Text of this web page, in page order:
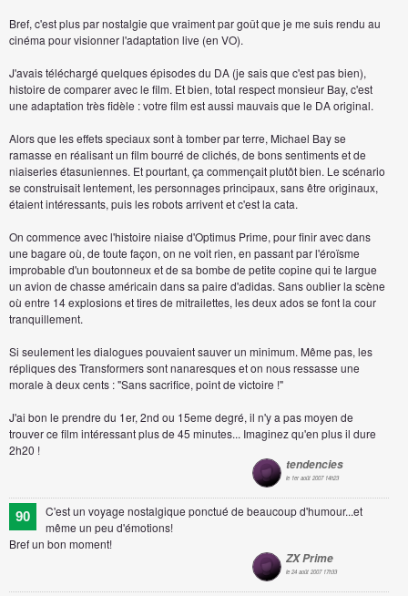
Bref, c'est plus par nostalgie que vraiment par goût que je me suis rendu au
cinéma pour visionner l'adaptation live (en VO).
J'avais téléchargé quelques épisodes du DA (je sais que c'est pas bien),
histoire de comparer avec le film. Et bien, total respect monsieur Bay, c'est
une adaptation très fidèle : votre film est aussi mauvais que le DA original.
Alors que les effets speciaux sont à tomber par terre, Michael Bay se
ramasse en réalisant un film bourré de clichés, de bons sentiments et de
niaiseries étasuniennes. Et pourtant, ça commençait plutôt bien. Le scénario
se construisait lentement, les personnages principaux, sans être originaux,
étaient intéressants, puis les robots arrivent et c'est la cata.
On commence avec l'histoire niaise d'Optimus Prime, pour finir avec dans
une bagare où, de toute façon, on ne voit rien, en passant par l'éroïsme
improbable d'un boutonneux et de sa bombe de petite copine qui te largue
un avion de chasse américain dans sa paire d'adidas. Sans oublier la scène
où entre 14 explosions et tires de mitrailettes, les deux ados se font la cour
tranquillement.
Si seulement les dialogues pouvaient sauver un minimum. Même pas, les
répliques des Transformers sont nanaresques et on nous ressasse une
morale à deux cents : "Sans sacrifice, point de victoire !"
J'ai bon le prendre du 1er, 2nd ou 15eme degré, il n'y a pas moyen de
trouver ce film intéressant plus de 45 minutes... Imaginez qu'en plus il dure
2h20 !
tendencies
le 1er août 2007 14h23
90
C'est un voyage nostalgique ponctué de beaucoup d'humour...et
même un peu d'émotions!
Bref un bon moment!
ZX Prime
le 24 août 2007 17h33